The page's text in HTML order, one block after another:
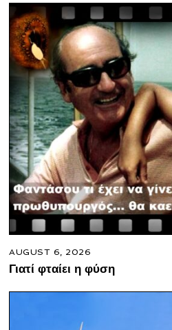
AUGUST 6, 2026
Γιατί φταίει η φύση